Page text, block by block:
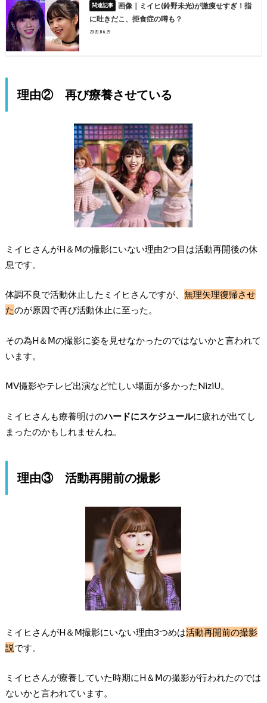
画像｜ミイヒ(鈴野未光)が激痩せすぎ！指
に吐きだこ、拒食症の噂も？
2020.06.29
理由② 再び療養させている
ミイヒさんがH＆Ⅿの撮影にいない理由2つ目は活動再開後の休
息です。
体調不良で活動休止したミイヒさんですが、 無理矢理復帰させ
たのが原因で再び活動休止に至った。
その為H＆Ⅿの撮影に姿を見せなかったのではないかと言われて
います。
ⅯV撮影やテレビ出演など忙しい場面が多かったNiziU。
ミイヒさんも療養明けのハードにスケジュールに疲れが出てし
まったのかもしれませんね。
理由③ 活動再開前の撮影
ミイヒさんがH＆Ⅿ撮影にいない理由3つめは活動再開前の撮影
説です。
ミイヒさんが療養していた時期にH＆Ⅿの撮影が行われたのでは
ないかと言われています。